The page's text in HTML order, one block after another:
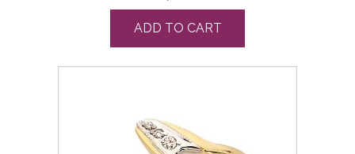
ADD TO CART